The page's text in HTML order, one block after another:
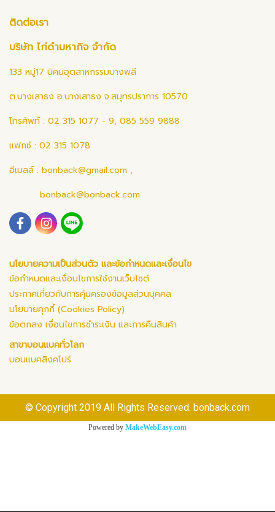
ติดต่อเรา
บริษัท ไก่ดำมหากิจ จำกัด
133 หมู่17 นิคมอุตสาหกรรมบางพลี
ต.บางเสาธง อ.บางเสาธง จ.สมุทรปราการ 10570
โทรศัพท์ : 02 315 1077 - 9, 085 559 9888
แฟกซ์ : 02 315 1078
อีเมลล์ : bonback@gmail.com ,
bonback@bonback.com
นโยบายความเป็นส่วนตัว และข้อกำหนดและเงื่อนไข
ข้อกำหนดและเงื่อนไขการใช้งานเว็บไซต์
ประกาศเกี่ยวกับการคุ้มครองข้อมูลส่วนบุคคล
นโยบายคุกกี้ (Cookies Policy)
ข้อตกลง เงื่อนไขการชำระเงิน และการคืนสินค้า
สาขาบอนแบคทั่วโลก
บอนแบคสิงคโปร์
© Copyright 2019 All Rights Reserved. bonback.com
Powered by MakeWebEasy.com